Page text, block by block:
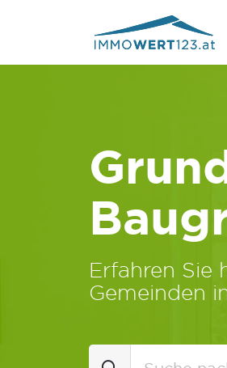
Erfahren Sie
Gemeinden